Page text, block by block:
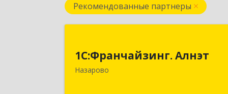
Рекомендованные партнеры
1С:Франчайзинг. Алнэт
Назарово
662200, Красноярский край, Назарово